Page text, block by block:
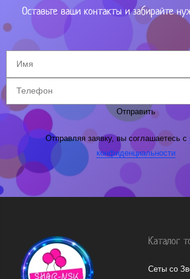
Оставьте ваши контакты и забирайте
Отправить
Отправляя заявку, вы соглашаетесь с
конфиденциальности
Каталог
Сеты со